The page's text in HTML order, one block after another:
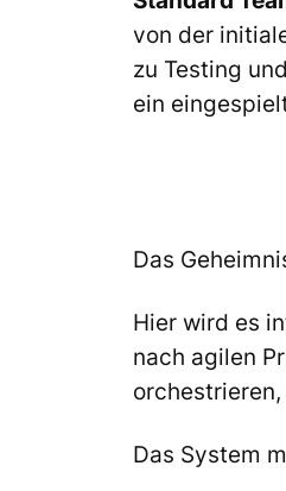
von der
zu Testing
ein
Das
Hier wird es
nach agilen
Das System